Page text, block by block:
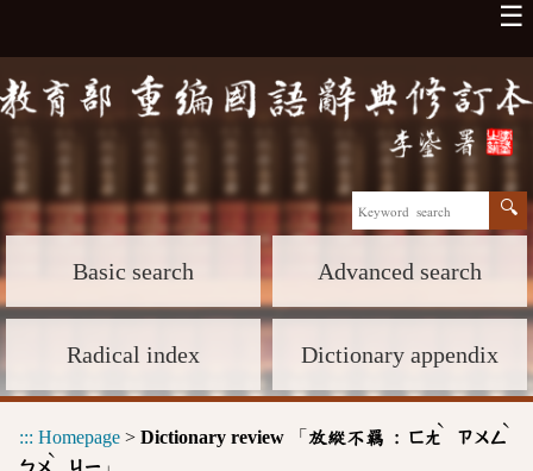
☰
Basic search Advanced search
Radical index Dictionary appendix
::: Homepage > Dictionary review 「 放縱不羈 : ㄈㄤ
ˋ
ㄗㄨㄥ
ˋ
ㄅㄨ
ˋ
ㄐㄧ 」